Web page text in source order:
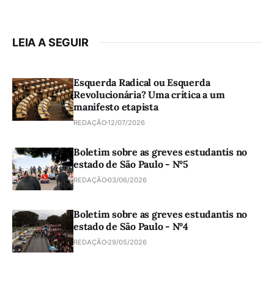
LEIA A SEGUIR
Esquerda Radical ou Esquerda
Revolucionária? Uma crítica a um
manifesto etapista
REDAÇÃO12/07/2026
Boletim sobre as greves estudantis no
estado de São Paulo - Nº5
REDAÇÃO03/06/2026
Boletim sobre as greves estudantis no
estado de São Paulo - Nº4
REDAÇÃO 29/05/2026